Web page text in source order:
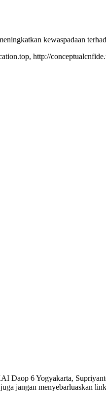
kewaspadaan
http://
6 Yogyakarta,
jangan menyebarluaskan